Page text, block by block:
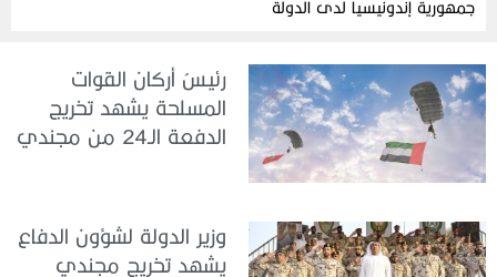
جمهورية إندونيسيا لدى الدولة
رئيسُ أركان القوات
المسلحة يشهد تخريج
الدفعة الـ24 من مجندي
وزير الدولة لشؤون الدفاع
يشهد تخريج مجندي